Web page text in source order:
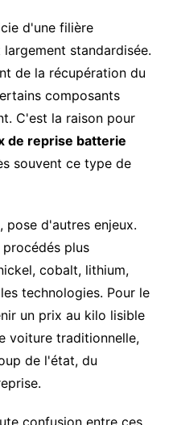
d'une filière
standardisée.
de la récupération du
composants
C'est la raison pour
de reprise batterie
souvent ce type de
pose d'autres enjeux.
plus
cobalt, lithium,
technologies. Pour le
un prix au kilo lisible
voiture traditionnelle,
de l'état, du
confusion entre ces